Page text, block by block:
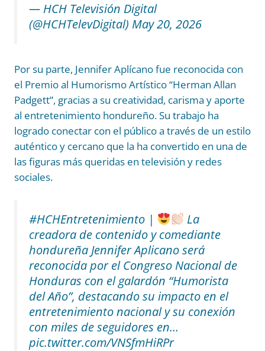
— HCH Televisión Digital
(@HCHTelevDigital) May 20, 2026
Por su parte, Jennifer Aplícano fue reconocida con
el Premio al Humorismo Artístico “Herman Allan
Padgett”, gracias a su creatividad, carisma y aporte
al entretenimiento hondureño. Su trabajo ha
logrado conectar con el público a través de un estilo
auténtico y cercano que la ha convertido en una de
las figuras más queridas en televisión y redes
sociales.
#HCHEntretenimiento |
La
creadora de contenido y comediante
hondureña Jennifer Aplicano será
reconocida por el Congreso Nacional de
Honduras con el galardón “Humorista
del Año”, destacando su impacto en el
entretenimiento nacional y su conexión
con miles de seguidores en…
pic.twitter.com/VNSfmHiRPr